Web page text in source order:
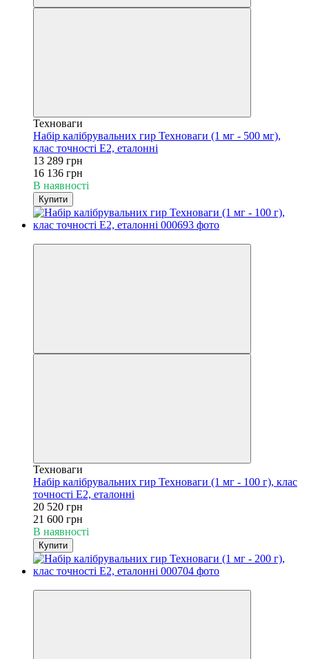
Техноваги
Набір калібрувальних гир Техноваги (1 мг - 500 мг),
клас точності Е2, еталонні
13 289 грн
16 136 грн
В наявності
Купити
Техноваги
Набір калібрувальних гир Техноваги (1 мг - 100 г), клас
точності Е2, еталонні
20 520 грн
21 600 грн
В наявності
Купити